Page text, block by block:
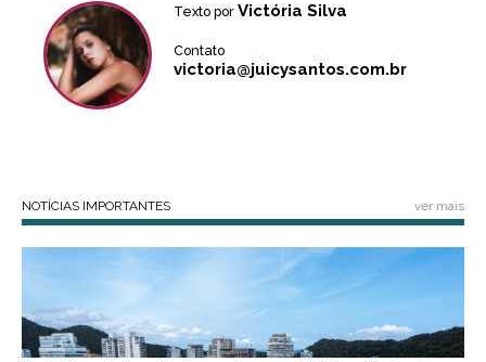
Texto por Victória Silva
Contato
victoria@juicysantos.com.br
NOTÍCIAS IMPORTANTES ver mais